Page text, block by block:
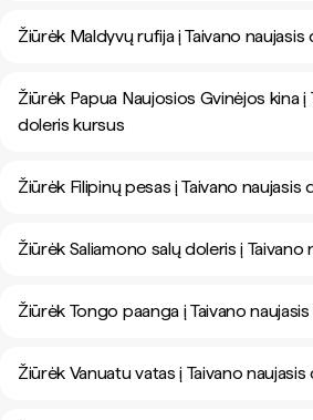
Žiūrėk Maldyvų rufija į Taivano
Žiūrėk Papua Naujosios Gvinėjos kina į
doleris kursus
Žiūrėk Filipinų pesas į Taivano naujasis
Žiūrėk Saliamono salų doleris į
Žiūrėk Tongo paanga į Taivano
Žiūrėk Vanuatu vatas į Taivano